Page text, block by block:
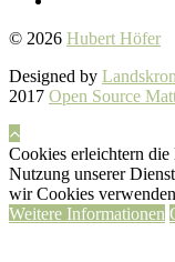
© 2026 Hubert Höfer
Designed by
2017 Open Source
Cookies erleichtern
Nutzung unserer
wir Cookies
Weitere Informationen